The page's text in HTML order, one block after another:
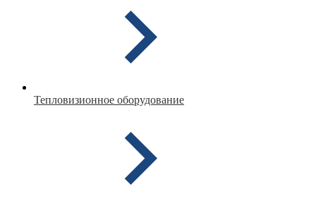
Тепловизионное оборудование